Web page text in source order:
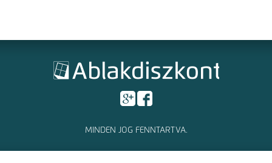
MINDEN JOG FENNTARTVA.